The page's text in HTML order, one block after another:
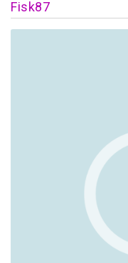
Fisk87